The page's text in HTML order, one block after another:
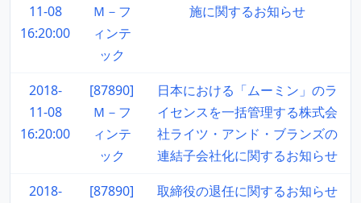
11-08
16:20:00
Ｍ－フ
ィンテ
ック
施に関するお知らせ
2018-
11-08
16:20:00
[87890]
Ｍ－フ
ィンテ
ック
日本における「ムーミン」のラ
イセンスを一括管理する株式会
社ライツ・アンド・ブランズの
連結子会社化に関するお知らせ
2018-
[87890]
取締役の退任に関するお知らせ